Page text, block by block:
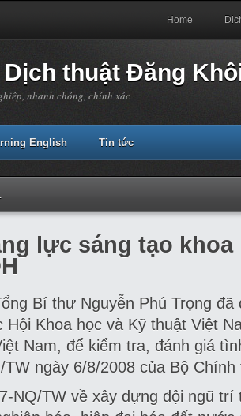
Home
thuật Đăng
nhanh chóng, chính xác
English Tin tức
lực sáng tạo
Bí thư Nguyễn Phú Trọng
Hội Khoa học và Kỹ thuật Việt
Nam, để kiểm tra, đánh giá
TW ngày 6/8/2008 của Bộ Chính
NQ/TW về xây dựng đội ngũ